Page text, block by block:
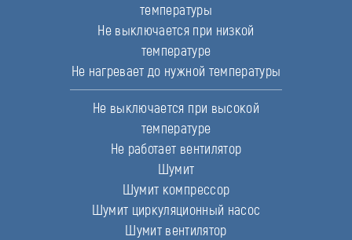
температуры
Не выключается при низкой
температуре
Не нагревает до нужной температуры
Не выключается при высокой
температуре
Не работает вентилятор
Шумит
Шумит компрессор
Шумит циркуляционный насос
Шумит вентилятор